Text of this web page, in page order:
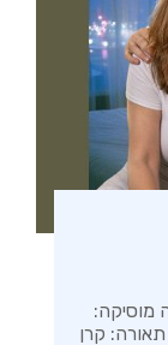
מוסיקה:
קרן